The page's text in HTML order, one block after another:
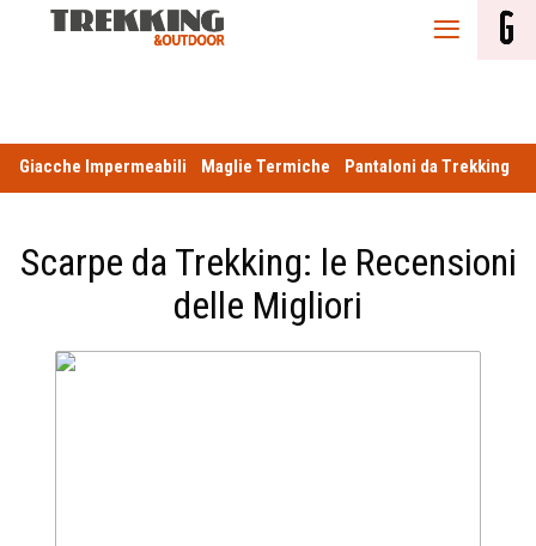
Giacche Impermeabili Maglie Termiche Pantaloni da Trekking
Scarpe da Trekking: le Recensioni
delle Migliori